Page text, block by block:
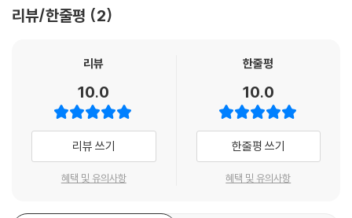
‘모든 사람을 차별 없이 사랑한다.’는 뜻이야. 예수가 나타나기 전, 그것도
--- 본문 중에서
이 책에는 모두 열 권의 동양 고전을 담았다. 절대 역사서로 불리는 『사기』,
춘추 전국 시대 입문서 『열국지』, 동양 사상의 핵심이며 한국인의 사상에
누구보다 자유로운 사상가 장자의 『장자』, 동양 리더십의 결정체 『한비
자』, 우리 민족의 무궁무진한 스토리 창고 『삼국유사』, 공부의 중요성을 강
조하고 또 강조하는 『예기』의 ?학기? 편, 반전과 사랑을 외친 묵자의 사상
서 『묵자』, 동양 시와 산물의 보물 창고 『고문진보』 등이다. 누구나 알지만
제대로 아는 사람은 거의 없는 고전을 이 책 한 권으로 제대로 알게 된다.
무엇보다 이 책은 어렵고 고리타분하다고 생각했던 동양 고전들의 진면목
을 보여 준다. “공자가 죽어야 우리나라가 산다.”라는 말이 나올 만큼 곡해
리뷰/한줄평 2
리뷰
10.0
리뷰 쓰기
혜택 및 유의사항
한줄평
10.0
한줄평 쓰기
혜택 및 유의사항